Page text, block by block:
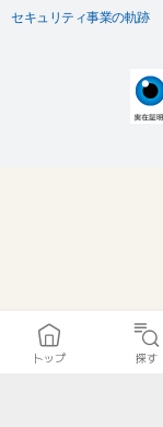
セキュリティ事業の軌跡
トップ 探す